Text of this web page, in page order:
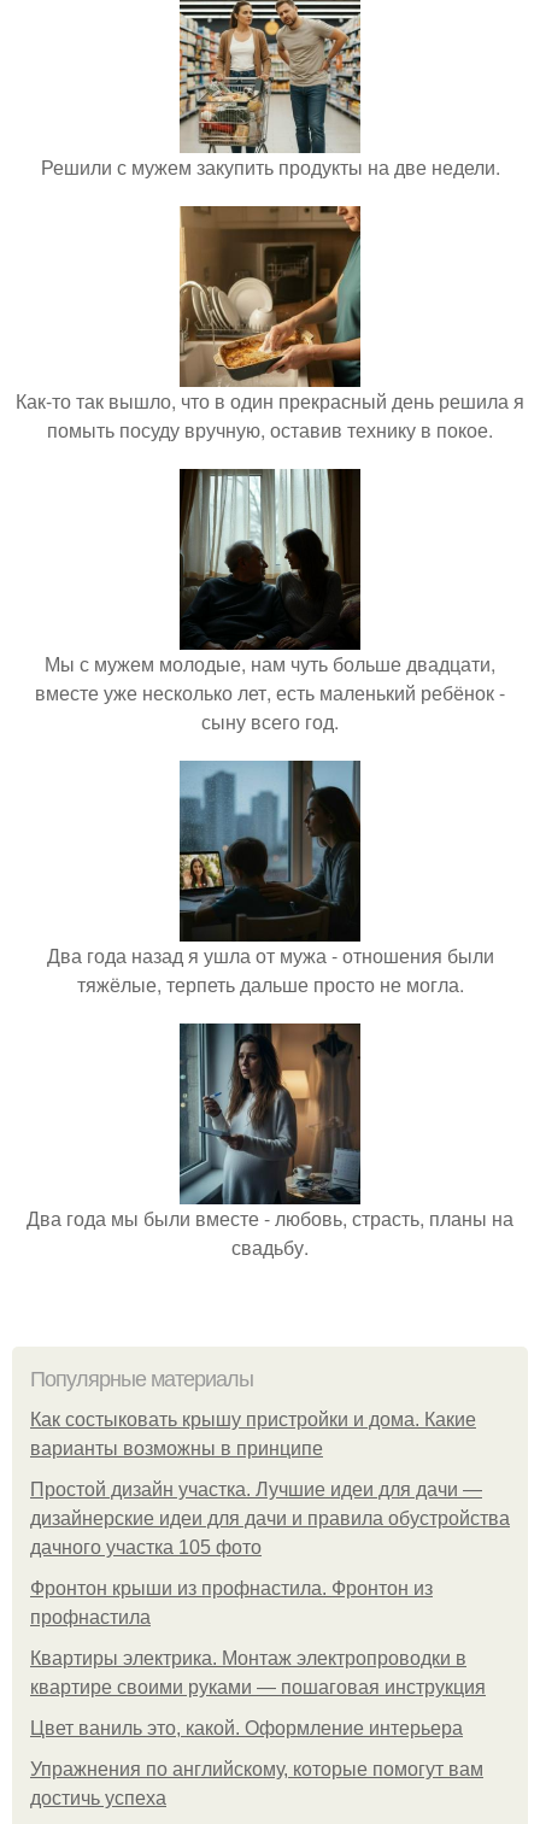
Решили с мужем закупить продукты на две недели.
Как-то так вышло, что в один прекрасный день решила я
помыть посуду вручную, оставив технику в покое.
Мы с мужем молодые, нам чуть больше двадцати,
вместе уже несколько лет, есть маленький ребёнок -
сыну всего год.
Два года назад я ушла от мужа - отношения были
тяжёлые, терпеть дальше просто не могла.
Два года мы были вместе - любовь, страсть, планы на
свадьбу.
Популярные материалы
Как состыковать крышу пристройки и дома. Какие
варианты возможны в принципе
Простой дизайн участка. Лучшие идеи для дачи —
дизайнерские идеи для дачи и правила обустройства
дачного участка 105 фото
Фронтон крыши из профнастила. Фронтон из
профнастила
Квартиры электрика. Монтаж электропроводки в
квартире своими руками — пошаговая инструкция
Цвет ваниль это, какой. Оформление интерьера
Упражнения по английскому, которые помогут вам
достичь успеха